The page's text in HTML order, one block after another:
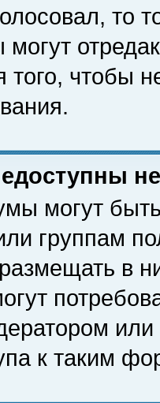
то
того, чтобы
могут
группам
в
к таким